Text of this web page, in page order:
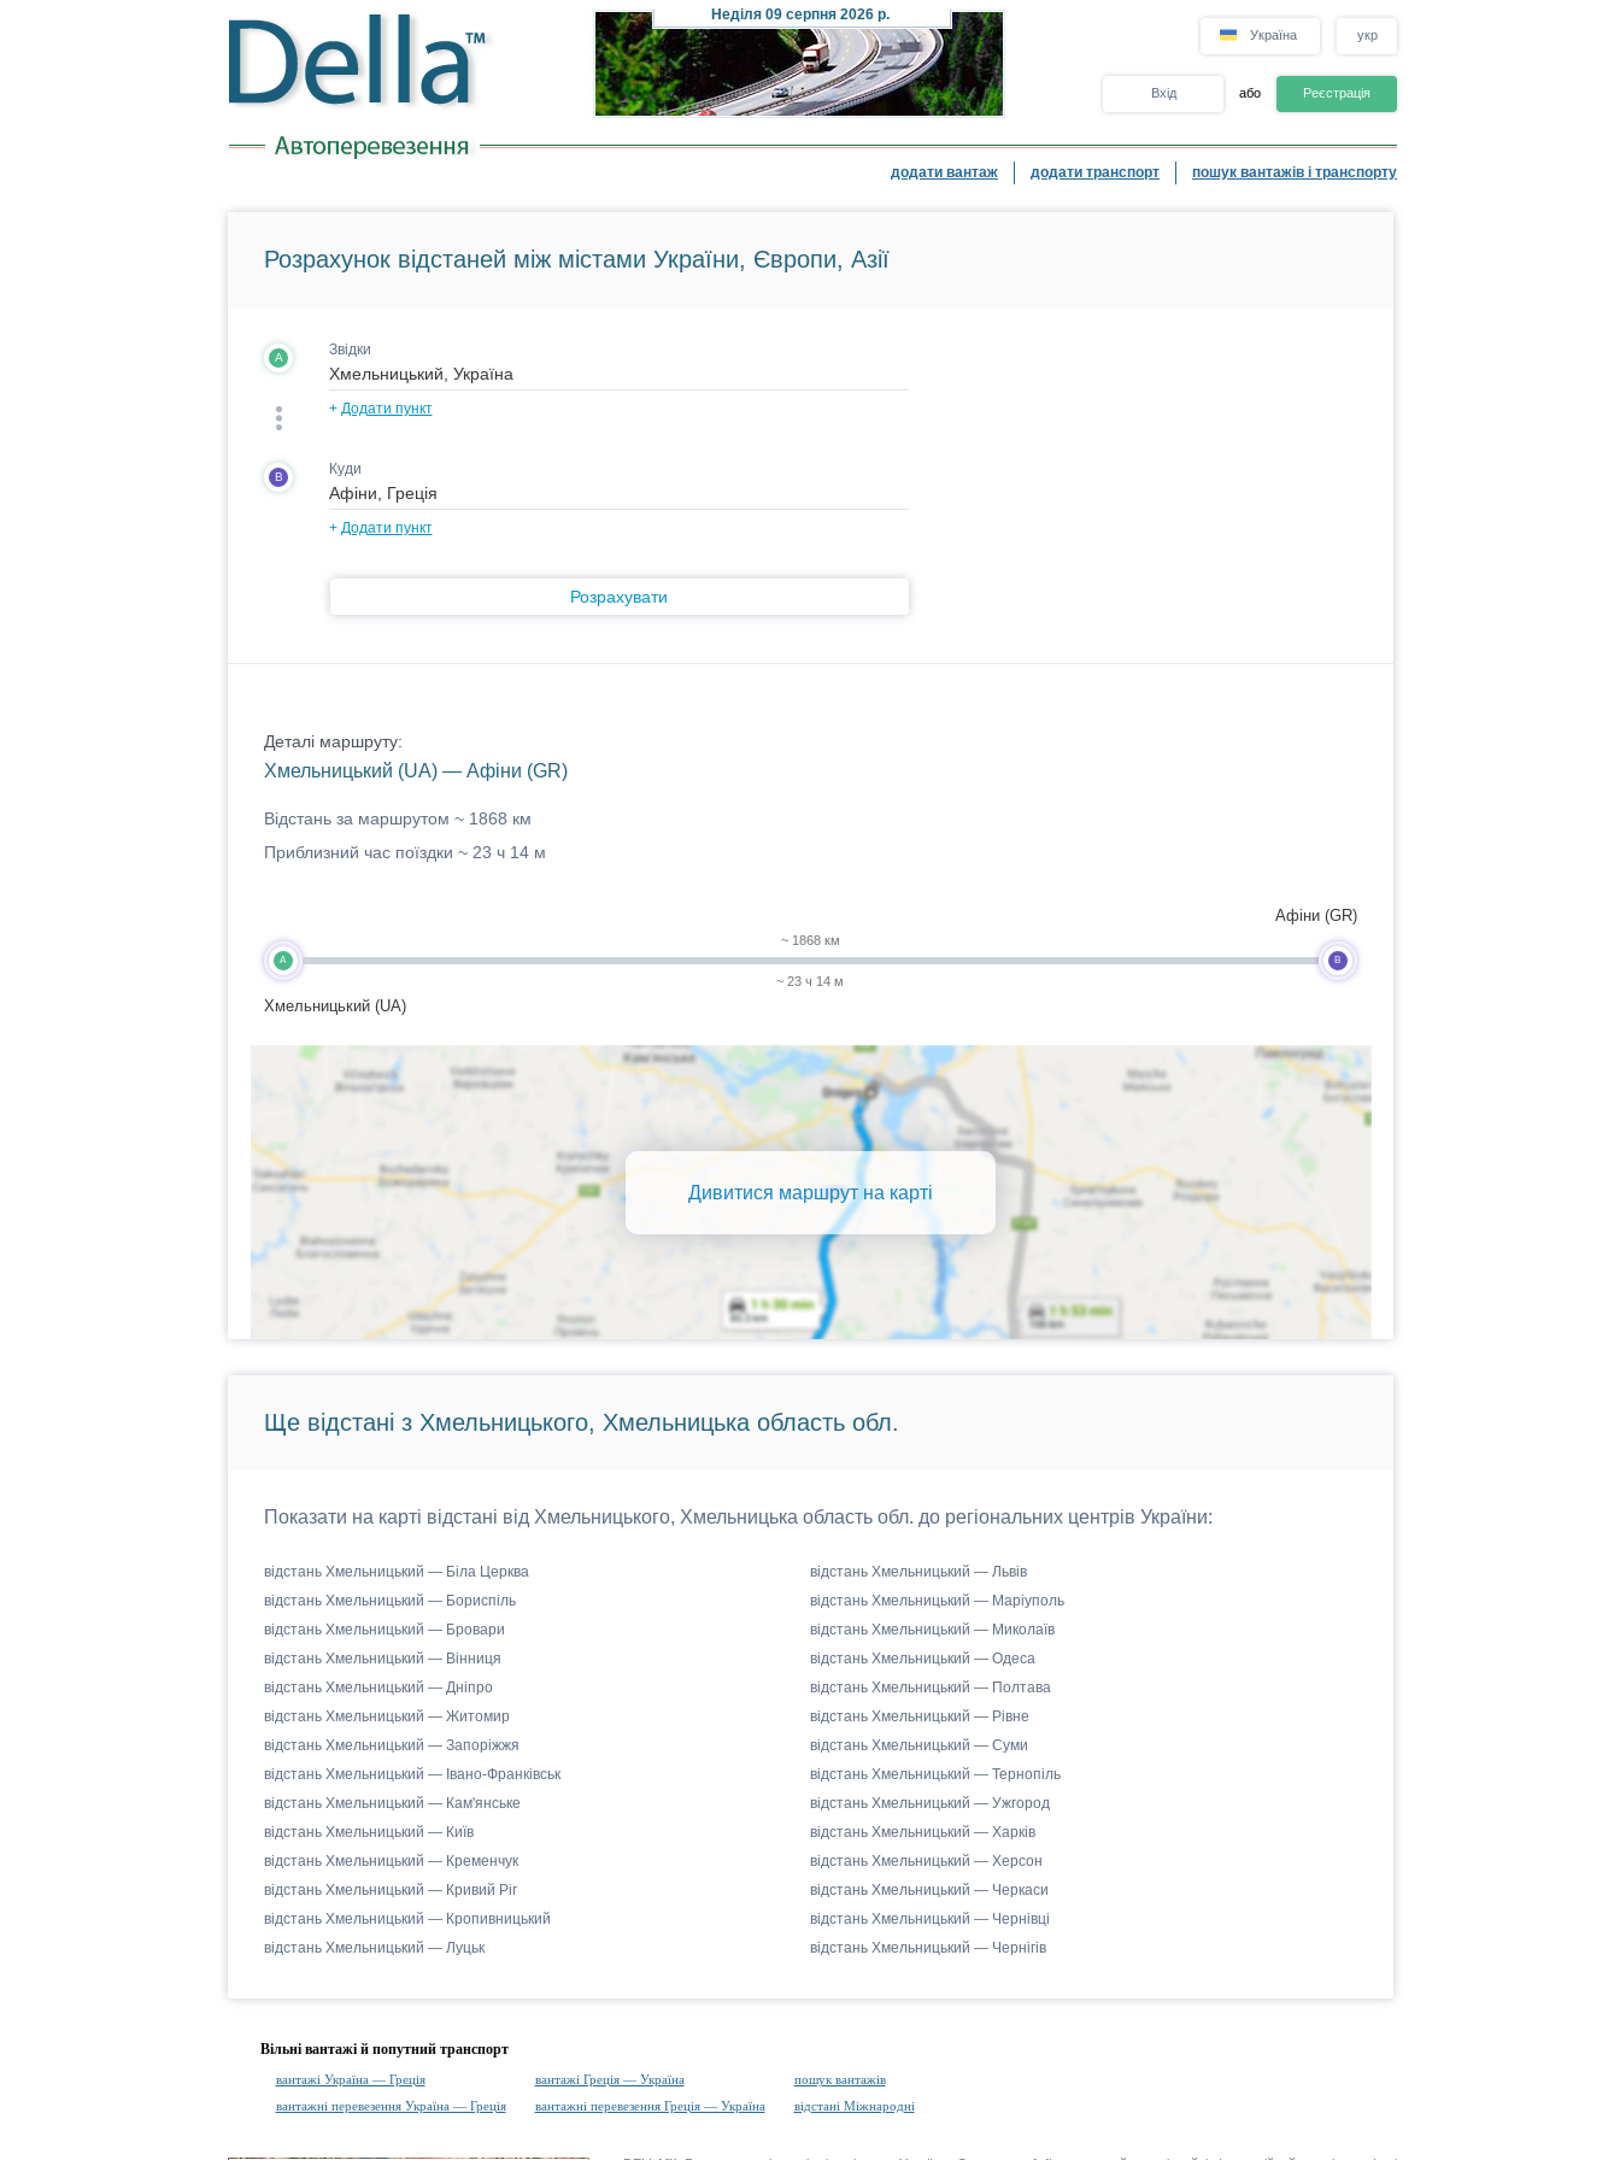
Неділя 09 серпня 2026 р.
Україна укр
Вхід або Реєстрація
додати вантаж додати транспорт пошук вантажів і транспорту
Розрахунок відстаней між містами України, Європи, Азії
A Звідки
+ Додати пункт
B Куди
+ Додати пункт
Розрахувати
Деталі маршруту:
Хмельницький (UA) — Афіни (GR)
Відстань за маршрутом ~ 1868 км
Приблизний час поїздки ~ 23 ч 14 м
A
Хмельницький (UA)
~ 1868 км
~ 23 ч 14 м
B
Афіни (GR)
Дивитися маршрут на карті
Ще відстані з Хмельницького, Хмельницька область обл.
Показати на карті відстані від Хмельницького, Хмельницька область обл. до регіональних центрів України:
відстань Хмельницький — Біла Церква
відстань Хмельницький — Бориспіль
відстань Хмельницький — Бровари
відстань Хмельницький — Вінниця
відстань Хмельницький — Дніпро
відстань Хмельницький — Житомир
відстань Хмельницький — Запоріжжя
відстань Хмельницький — Івано-Франківськ
відстань Хмельницький — Кам'янське
відстань Хмельницький — Київ
відстань Хмельницький — Кременчук
відстань Хмельницький — Кривий Ріг
відстань Хмельницький — Кропивницький
відстань Хмельницький — Луцьк
відстань Хмельницький — Львів
відстань Хмельницький — Маріуполь
відстань Хмельницький — Миколаїв
відстань Хмельницький — Одеса
відстань Хмельницький — Полтава
відстань Хмельницький — Рівне
відстань Хмельницький — Суми
відстань Хмельницький — Тернопіль
відстань Хмельницький — Ужгород
відстань Хмельницький — Харків
відстань Хмельницький — Херсон
відстань Хмельницький — Черкаси
відстань Хмельницький — Чернівці
відстань Хмельницький — Чернігів
Вільні вантажі й попутний транспорт
вантажі Україна — Греція вантажі Греція — Україна
пошук вантажів
вантажні перевезення Україна — Греція
вантажні перевезення Греція — Україна відстані Міжнародні